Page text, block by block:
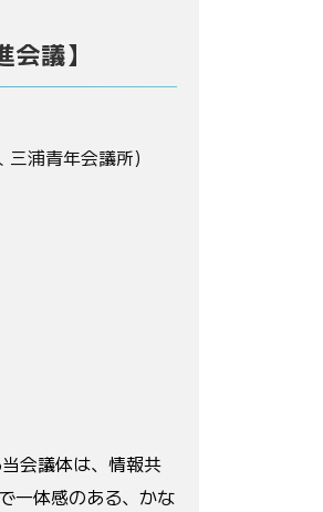
議】
三浦青年会議所)
会議体は、情報共
一体感のある、かな